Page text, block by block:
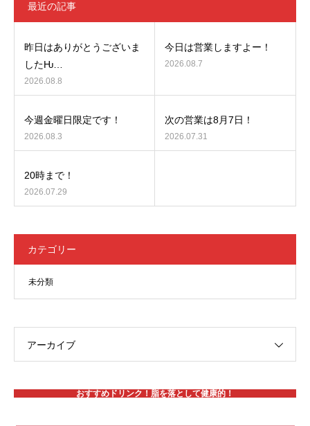
最近の記事
昨日はありがとうございま
したǶ…
2026.08.8
今日は営業しますよー！
2026.08.7
今週金曜日限定です！
2026.08.3
次の営業は8月7日！
2026.07.31
20時まで！
2026.07.29
カテゴリー
未分類
アーカイブ
おすすめドリンク！脂を落として健康的！